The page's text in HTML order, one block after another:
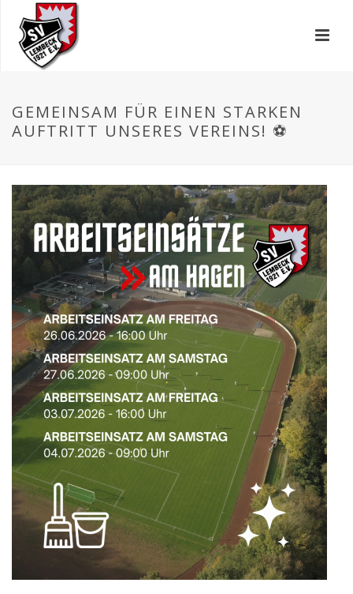
GEMEINSAM FÜR EINEN STARKEN
AUFTRITT UNSERES VEREINS! ⚽️